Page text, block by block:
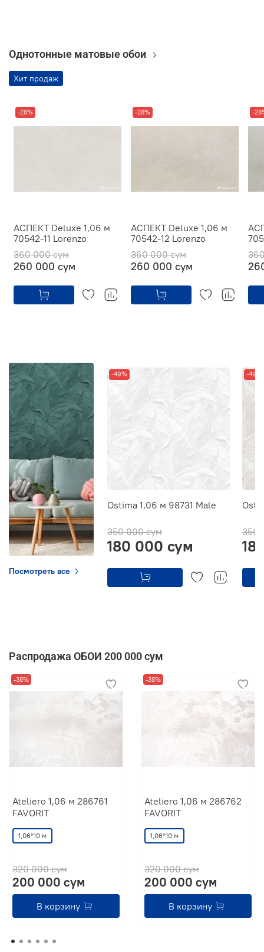
Однотонные матовые обои
Хит продаж
-28%
АСПЕКТ Deluxe 1,06 м
70542-11 Lorenzo
360 000 сум
260 000 сум
-28%
АСПЕКТ Deluxe 1,06 м
70542-12 Lorenzo
360 000 сум
260 000 сум
-
Посмотреть все
-49%
Ostima 1,06 м 98731 Male
350 000 сум
180 000 сум
-49%
350
Распродажа ОБОИ 200 000 сум
-38%
Ateliero 1,06 м 286761
FAVORIT
1,06*10 м
320 000 сум
200 000 сум
В корзину
-38%
Ateliero 1,06 м 286762
FAVORIT
1,06*10 м
320 000 сум
200 000 сум
В корзину